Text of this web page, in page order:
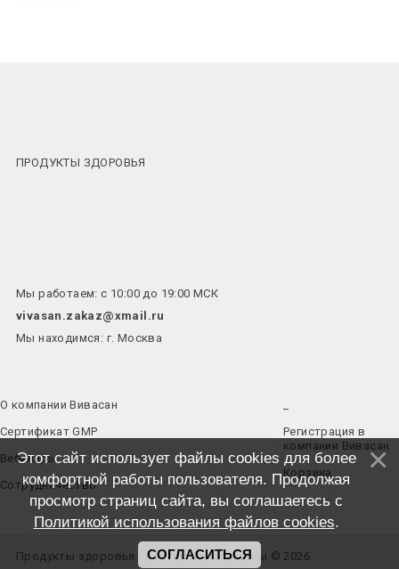
ПРОДУКТЫ ЗДОРОВЬЯ
Мы работаем: с 10:00 до 19:00 МСК
vivasan.zakaz@xmail.ru
Мы находимся: г. Москва
О компании Вивасан
Сертификат GMP
Вебинары
Сотрудничество
Регистрация в
компании Вивасан
Корзина
Продукты здоровья - Все права защищены © 2026
Этот сайт использует файлы cookies для более
комфортной работы пользователя. Продолжая
просмотр страниц сайта, вы соглашаетесь с
Политикой использования файлов cookies.
СОГЛАСИТЬСЯ